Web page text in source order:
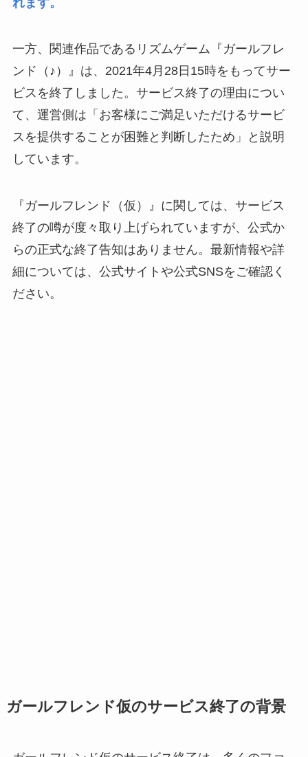
一方、関連作品であるリズムゲーム『ガールフレ
ンド（♪）』は、2021年4月28日15時をもってサー
ビスを終了しました。サービス終了の理由につい
て、運営側は「お客様にご満足いただけるサービ
スを提供することが困難と判断したため」と説明
しています。
『ガールフレンド（仮）』に関しては、サービス
終了の噂が度々取り上げられていますが、公式か
らの正式な終了告知はありません。最新情報や詳
細については、公式サイトや公式SNSをご確認く
ださい。
ガールフレンド仮のサービス終了の背景